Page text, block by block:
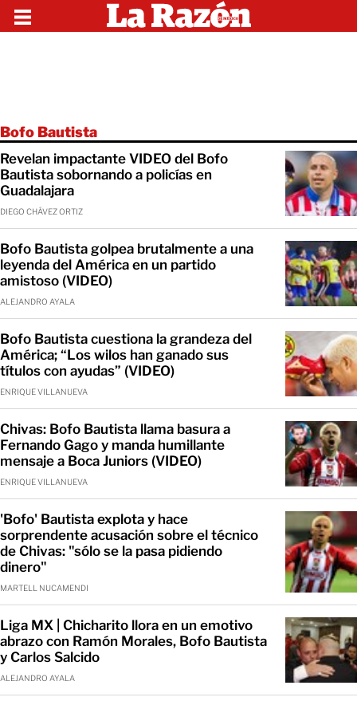
Bofo Bautista
Revelan impactante VIDEO del Bofo
Bautista sobornando a policías en
Guadalajara
DIEGO CHÁVEZ ORTIZ
Bofo Bautista golpea brutalmente a una
leyenda del América en un partido
amistoso (VIDEO)
ALEJANDRO AYALA
Bofo Bautista cuestiona la grandeza del
América; “Los wilos han ganado sus
títulos con ayudas” (VIDEO)
ENRIQUE VILLANUEVA
Chivas: Bofo Bautista llama basura a
Fernando Gago y manda humillante
mensaje a Boca Juniors (VIDEO)
ENRIQUE VILLANUEVA
'Bofo' Bautista explota y hace
sorprendente acusación sobre el técnico
de Chivas: "sólo se la pasa pidiendo
dinero"
MARTELL NUCAMENDI
Liga MX | Chicharito llora en un emotivo
abrazo con Ramón Morales, Bofo Bautista
y Carlos Salcido
ALEJANDRO AYALA